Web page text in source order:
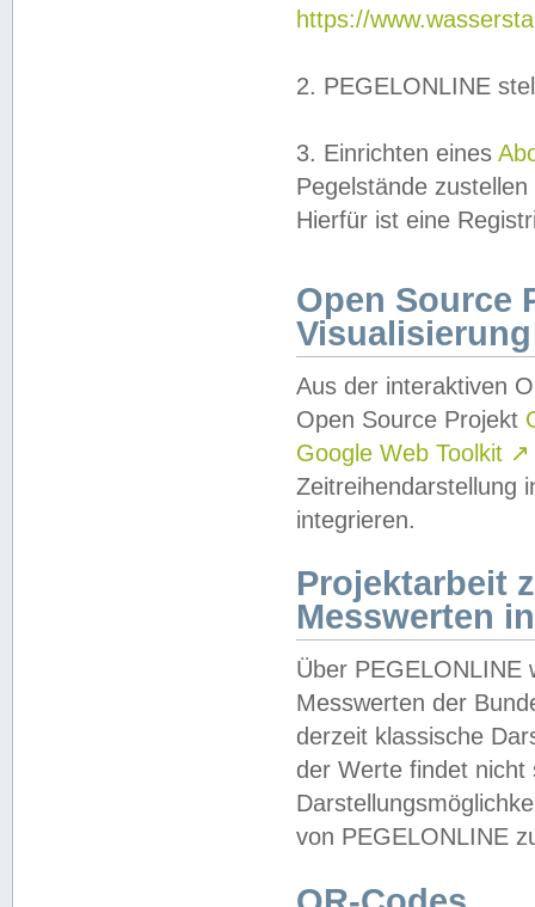
https://
2. PEGELONLINE
3. Einrichten eines
Pegelstände
Hierfür ist eine
Open Source
Visualisierung
Aus der interaktiven
Open Source Projekt
Google Web Toolkit ↗
Zeitreihendarstellung
integrieren.
Projektarbeit
Messwerten
Über PEGELONLINE
Messwerten der
derzeit klassische
der Werte findet
von PEGELONLINE